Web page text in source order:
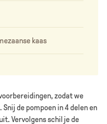
kaas
zodat we
de pompoen in 4 delen en
Vervolgens schil je de